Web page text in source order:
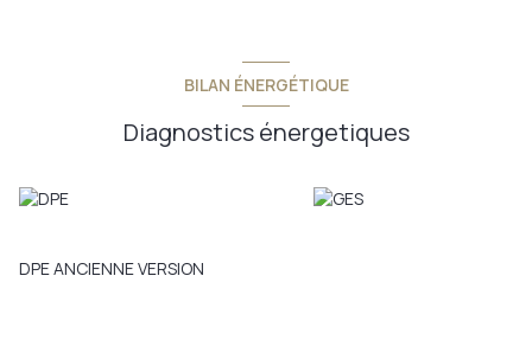
toilette. AU premier étage, vous découvrirez une chambre
aménagé en dressing, ainsi que deux autre sublimes
chambres de 13 et 18 m2, avec de beaux placards muraux
sur chaque chambres, une salle d'eau avec double vasque,
douche italienne et toilette viendra compléter l'ensemble .
Annonce proposée par un agent commercial
BILAN ÉNERGÉTIQUE
Diagnostics énergetiques
DPE ANCIENNE VERSION